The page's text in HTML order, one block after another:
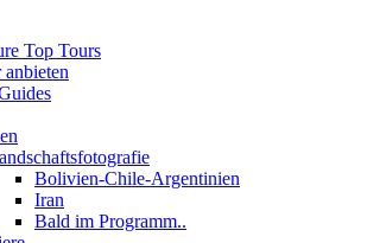
Top Tours
Bolivien-Chile-Argentinien
Iran
Bald im Programm..